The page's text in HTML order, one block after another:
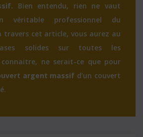
Bien entendu, rien ne vaut
véritable professionnel du
travers cet article, vous aurez au
solides sur toutes les
ne serait-ce que pour
argent massif d’un couvert